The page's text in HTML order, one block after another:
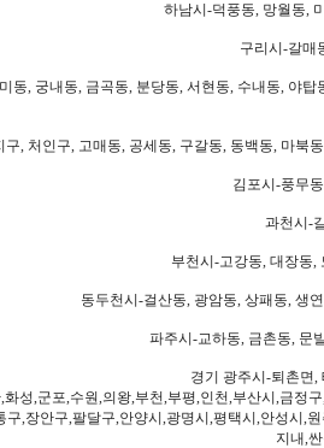
하남시-덕풍동, 망월동,
구리시-갈매
동, 궁내동, 금곡동, 분당동, 서현동, 수내동, 야
구, 처인구, 고매동, 공세동, 구갈동, 동백동, 마북
김포시-풍무
과천시-
부천시-고강동, 대장동,
동두천시-걸산동, 광암동, 상패동, 생
파주시-교하동, 금촌동, 문
경기 광주시-퇴촌면,
성,군포,수원,의왕,부천,부평,인천,부산시,금
구,장안구,팔달구,안양시,광명시,평택시,안성시,
지내,